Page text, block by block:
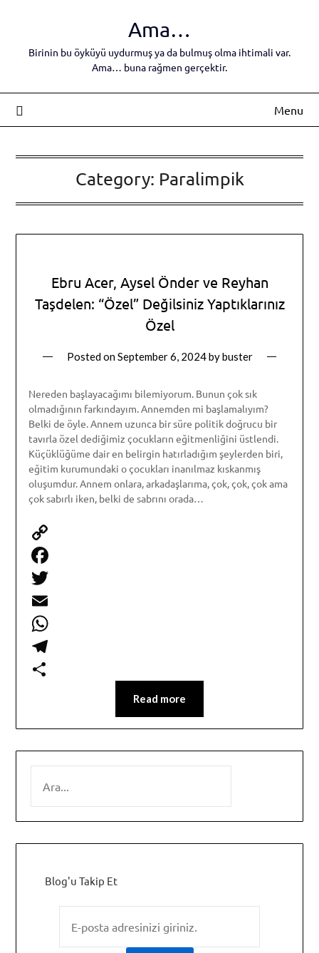
content
Ama…
Birinin bu öyküyü uydurmuş ya da bulmuş olma ihtimali var.
Ama… buna rağmen gerçektir.
Menu
Category: Paralimpik
Ebru Acer, Aysel Önder ve Reyhan
Taşdelen: “Özel” Değilsiniz Yaptıklarınız
Özel
Posted onSeptember 6, 2024bybuster
Nereden başlayacağımı bilemiyorum. Bunun çok sık
olmadığının farkındayım. Annemden mi başlamalıyım?
Belki de öyle. Annem uzunca bir süre politik doğrucu bir
tavırla özel dediğimiz çocukların eğitmenliğini üstlendi.
Küçüklüğüme dair en belirgin hatırladığım şeylerden biri,
eğitim kurumundaki o çocukları inanılmaz kıskanmış
oluşumdur. Annem onlara, arkadaşlarıma, çok, çok, çok ama
çok sabırlı iken, belki de sabrını orada…
Copy
Link
Facebook
Twitter
Email
WhatsApp
Telegram
Read more
Blog'u Takip Et